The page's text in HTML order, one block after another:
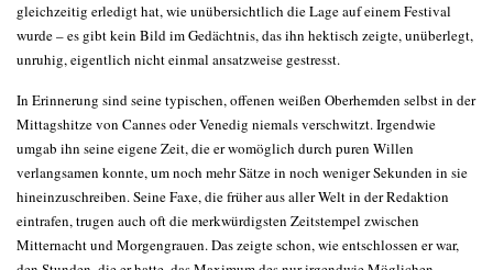
gleichzeitig erledigt hat, wie unübersichtlich die Lage auf einem Festival
wurde – es gibt kein Bild im Gedächtnis, das ihn hektisch zeigte, unüberlegt,
unruhig, eigentlich nicht einmal ansatzweise gestresst.
In Erinnerung sind seine typischen, offenen weißen Oberhemden selbst in der
Mittagshitze von Cannes oder Venedig niemals verschwitzt. Irgendwie
umgab ihn seine eigene Zeit, die er womöglich durch puren Willen
verlangsamen konnte, um noch mehr Sätze in noch weniger Sekunden in sie
hineinzuschreiben. Seine Faxe, die früher aus aller Welt in der Redaktion
eintrafen, trugen auch oft die merkwürdigsten Zeitstempel zwischen
Mitternacht und Morgengrauen. Das zeigte schon, wie entschlossen er war,